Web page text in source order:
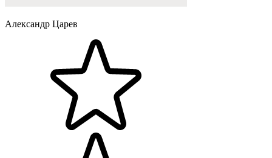
Александр Царев